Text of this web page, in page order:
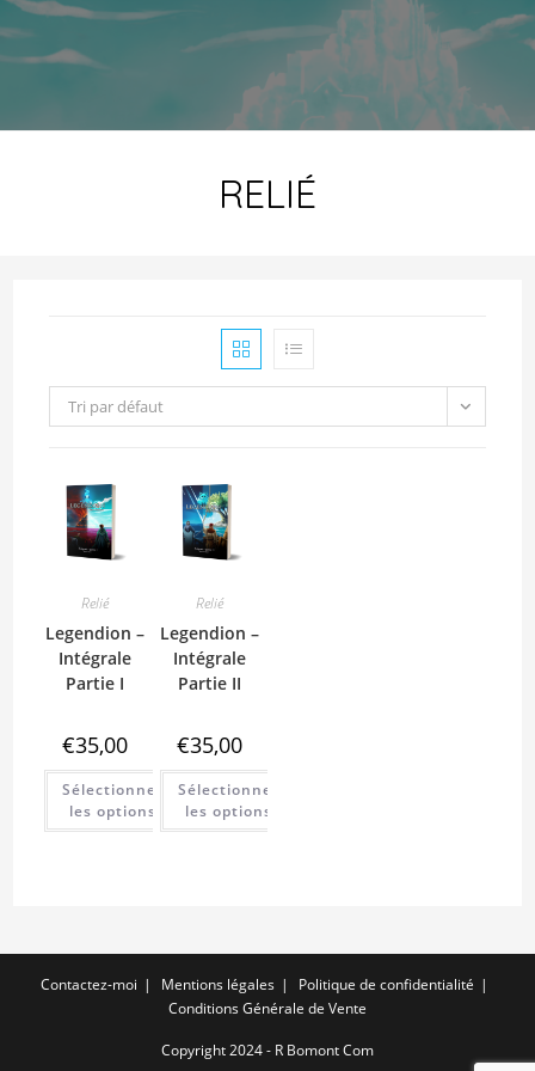
RELIÉ
Tri par défaut
Relié
Legendion –
Intégrale
Partie I
€35,00
Sélectionner
les options
Relié
Legendion –
Intégrale
Partie II
€35,00
Sélectionner
les options
Contactez-moi Mentions légales
Politique de confidentialité
Conditions Générale de Vente
Copyright 2024 - R Bomont Com